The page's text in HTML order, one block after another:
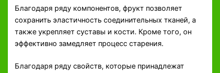
Благодаря ряду компонентов, фрукт позволяет
сохранить эластичность соединительных тканей, а
также укрепляет суставы и кости. Кроме того, он
эффективно замедляет процесс старения.
Благодаря ряду свойств, которые принадлежат